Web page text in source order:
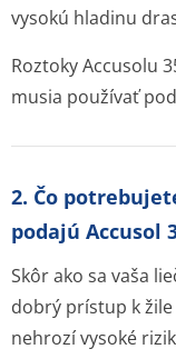
vysokú hladinu
Roztoky Accusolu
musia používať
2. Čo
podajú Accusol
Skôr ako sa vaša
dobrý prístup k žile
nehrozí vysoké